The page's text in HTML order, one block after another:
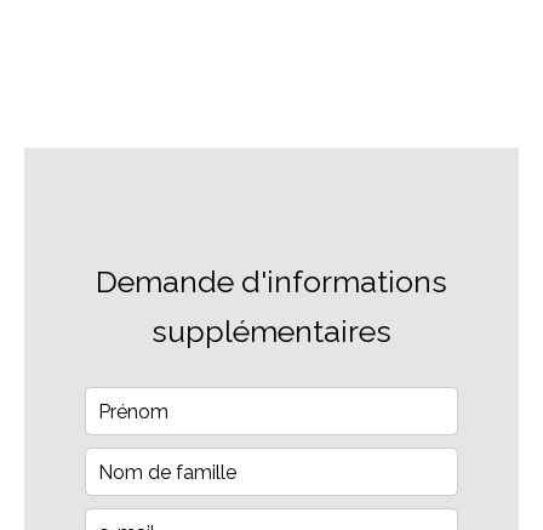
Demande d'informations
supplémentaires